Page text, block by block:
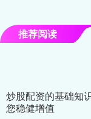
推荐阅读
炒股配资的基础知
您稳健增值